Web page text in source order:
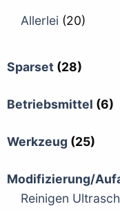
Allerlei (20)
Sparset (28)
Betriebsmittel (6)
Werkzeug (25)
Modifizierung/
Reinigen